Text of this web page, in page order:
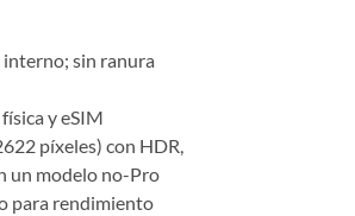
sin ranura
y eSIM
píxeles) con HDR,
un modelo no-Pro
para rendimiento